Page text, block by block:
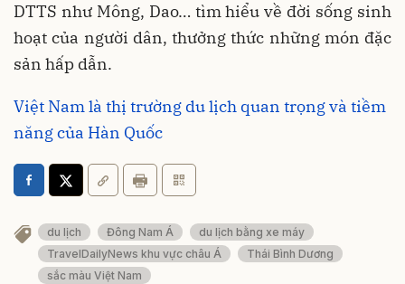
DTTS như Mông, Dao… tìm hiểu về đời sống sinh
hoạt của người dân, thưởng thức những món đặc
sản hấp dẫn.
Việt Nam là thị trường du lịch quan trọng và tiềm
năng của Hàn Quốc
du lịch Đông Nam Á
du lịch bằng xe máy
TravelDailyNews khu vực châu Á
Thái Bình Dương
sắc màu Việt Nam